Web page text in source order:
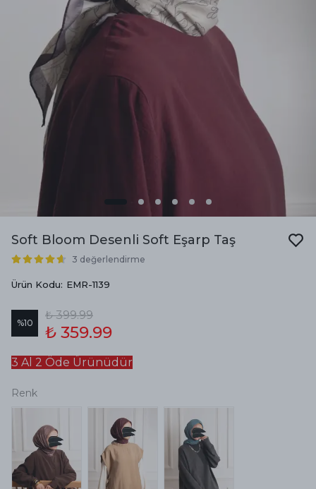
Soft Bloom Desenli Soft Eşarp Taş
3 değerlendirme
Ürün Kodu: EMR-1139
%10
₺ 399.99
₺ 359.99
3 Al 2 Öde Ürünüdür
Renk